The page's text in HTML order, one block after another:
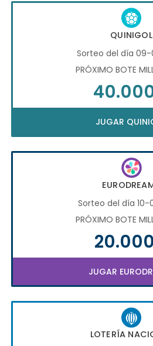
QUINIGOL
Sorteo del día
PRÓXIMO BOTE
JUGAR
Sorteo del día 10-
PRÓXIMO BOTE
JUGAR
LOTERÍA